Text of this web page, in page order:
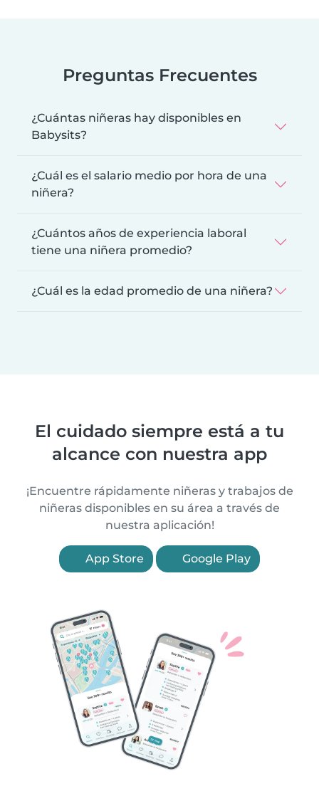
Preguntas Frecuentes
¿Cuántas niñeras hay disponibles en
Babysits?
¿Cuál es el salario medio por hora de una
niñera?
¿Cuántos años de experiencia laboral
tiene una niñera promedio?
¿Cuál es la edad promedio de una niñera?
El cuidado siempre está a tu
alcance con nuestra app
¡Encuentre rápidamente niñeras y trabajos de
niñeras disponibles en su área a través de
nuestra aplicación!
App Store Google Play